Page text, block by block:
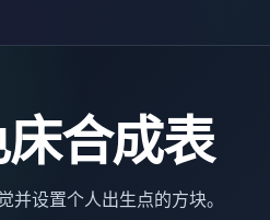
合成表
设置个人出生点的方块。